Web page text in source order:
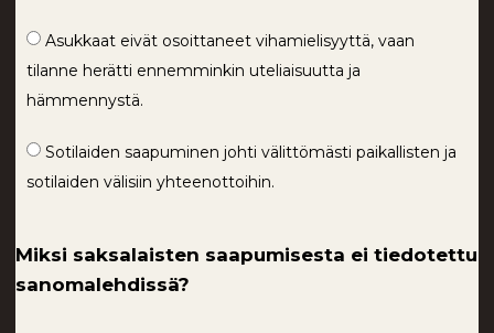
Asukkaat eivät osoittaneet vihamielisyyttä, vaan
tilanne herätti ennemminkin uteliaisuutta ja
hämmennystä.
Sotilaiden saapuminen johti välittömästi paikallisten ja
sotilaiden välisiin yhteenottoihin.
Miksi saksalaisten saapumisesta ei tiedotettu
sanomalehdissä?